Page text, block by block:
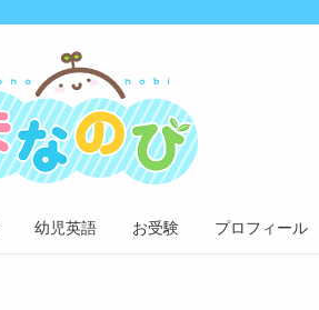
幼児英語 お受験 プロフィール